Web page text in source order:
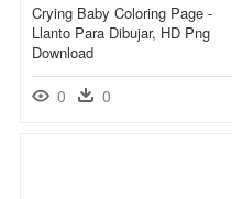
Crying Baby Coloring Page -
Llanto Para Dibujar, HD Png
Download
0 0